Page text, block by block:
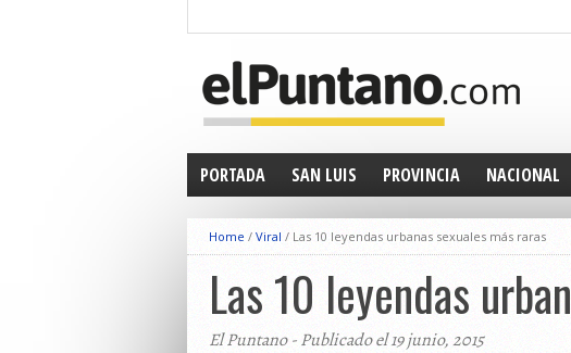
PORTADA SAN LUIS PROVINCIA NACIONAL
Home / Viral / Las 10 leyendas urbanas sexuales más raras
Las 10 leyendas
El Puntano - Publicado el 19 junio, 2015